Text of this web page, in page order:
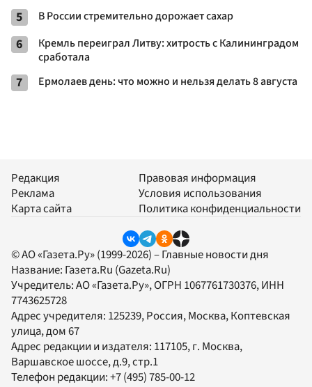
5 В России стремительно дорожает сахар
6
Кремль переиграл Литву: хитрость с Калининградом
сработала
7 Ермолаев день: что можно и нельзя делать 8 августа
Редакция
Реклама
Карта сайта
Правовая информация
Условия использования
Политика конфиденциальности
© АО «Газета.Ру» (1999-2026) – Главные новости дня
Название: Газета.Ru (Gazeta.Ru)
Учредитель:АО «Газета.Ру», ОГРН 1067761730376, ИНН
7743625728
Адрес учредителя: 125239, Россия, Москва, Коптевская
улица, дом 67
Адрес редакции и издателя: 117105, г. Москва,
Варшавское шоссе, д.9, стр.1
Телефон редакции:+7 (495) 785-00-12